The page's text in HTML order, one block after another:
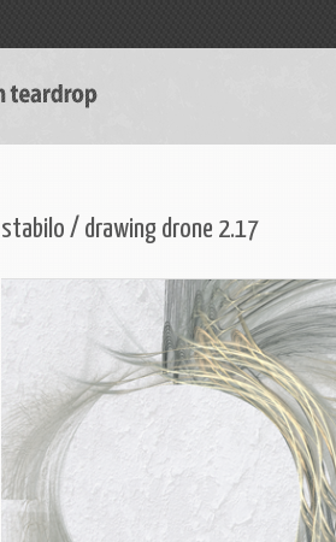
stabilo / drawing drone 2​.​17